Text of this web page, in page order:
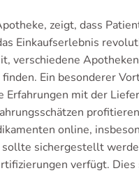
zeigt, dass
Einkaufserlebnis
verschiedene
Ein besonderer
Erfahrungen mit der
online,
sichergestellt
verfügt. Dies